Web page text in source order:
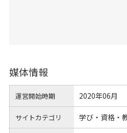
媒体情報
運営開始時期 2020年06月
サイトカテゴリ 学び・資格・